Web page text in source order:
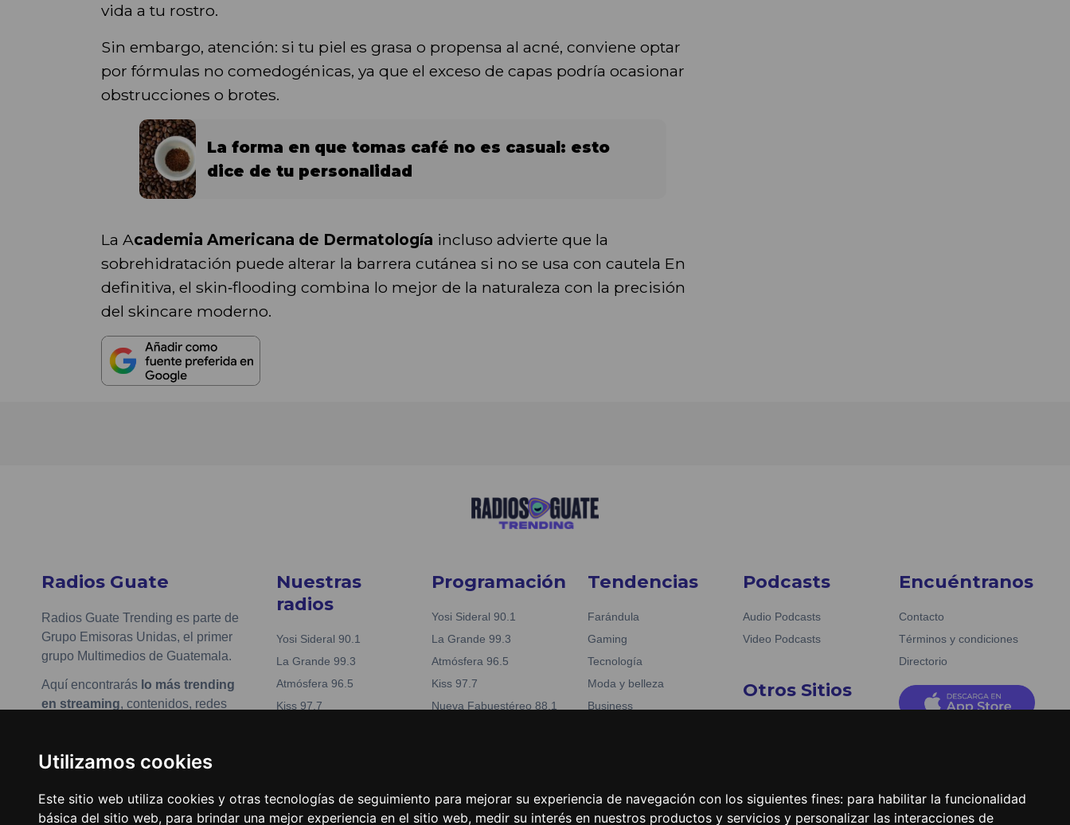
Utilizamos cookies
Este sitio web utiliza cookies y otras tecnologías de seguimiento para mejorar su experiencia de navegación con los siguientes fines: para habilitar la funcionalidad
básica del sitio web, para brindar una mejor experiencia en el sitio web, medir su interés en nuestros productos y servicios y personalizar las interacciones de
vida a tu rostro.
Sin embargo, atención: si tu piel es grasa o propensa al acné, conviene optar
por fórmulas no comedogénicas, ya que el exceso de capas podría ocasionar
obstrucciones o brotes.
La forma en que tomas café no es casual: esto
dice de tu personalidad
La Academia Americana de Dermatología incluso advierte que la
sobrehidratación puede alterar la barrera cutánea si no se usa con cautela En
definitiva, el skin‑flooding combina lo mejor de la naturaleza con la precisión
del skincare moderno.
Radios Guate
Radios Guate Trending es parte de
Grupo Emisoras Unidas, el primer
grupo Multimedios de Guatemala.
Aquí encontrarás lo más trending
en streaming, contenidos, redes
Actualizar preferencias de
cookies
Nuestras
radios
Yosi Sideral 90.1
La Grande 99.3
Atmósfera 96.5
Kiss 97.7
Programación
Yosi Sideral 90.1
La Grande 99.3
Atmósfera 96.5
Kiss 97.7
Nueva Fabuestéreo 88.1
Tendencias
Farándula
Gaming
Tecnología
Moda y belleza
Business
Podcasts
Audio Podcasts
Video Podcasts
Otros Sitios
Encuéntranos
Contacto
Términos y condiciones
Directorio